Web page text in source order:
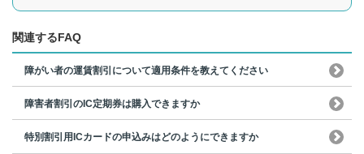
関連するFAQ
障がい者の運賃割引について適用条件を教えてください
障害者割引のIC定期券は購入できますか
特別割引用ICカードの申込みはどのようにできますか